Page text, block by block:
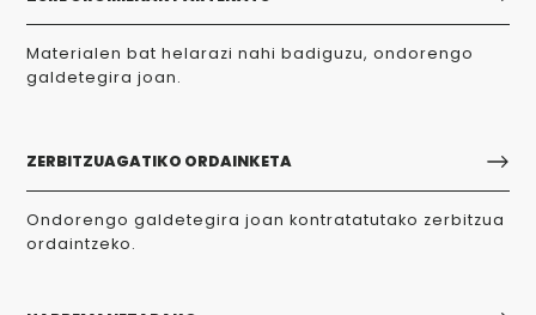
Materialen bat helarazi nahi badiguzu, ondorengo
galdetegira joan.
ZERBITZUAGATIKO ORDAINKETA
Ondorengo galdetegira joan kontratatutako zerbitzua
ordaintzeko.